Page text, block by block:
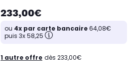
233,00€
ou 4x par carte bancaire64,08€
puis 3x 58,25
1 autre offre dès 233,00€